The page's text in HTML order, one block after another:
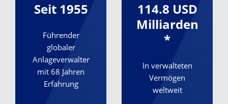
Seit 1955
Führender
globaler
Anlageverwalter
mit 68 Jahren
Erfahrung
114.8 USD
Milliarden
*
In verwalteten
Vermögen
weltweit